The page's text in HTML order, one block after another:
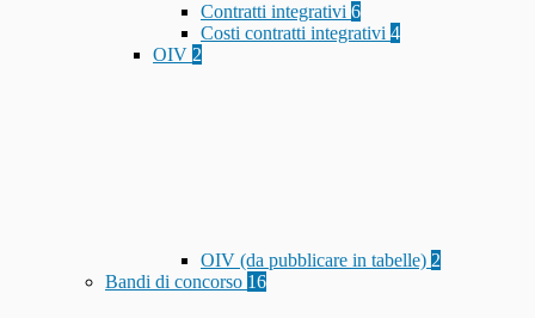
Contratti integrativi 6
Costi contratti integrativi 4
OIV 2
OIV (da pubblicare in tabelle) 2
Bandi di concorso 16